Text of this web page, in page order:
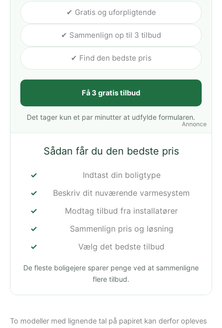
Annonce
✔ Gratis og uforpligtende
✔ Sammenlign op til 3 tilbud
✔ Find den bedste pris
Få 3 gratis tilbud
Det tager kun et par minutter at udfylde formularen.
Sådan får du den bedste pris
Indtast din boligtype
Beskriv dit nuværende varmesystem
Modtag tilbud fra installatører
Sammenlign pris og løsning
Vælg det bedste tilbud
De fleste boligejere sparer penge ved at sammenligne
flere tilbud.
To modeller med lignende tal på papiret kan derfor opleves